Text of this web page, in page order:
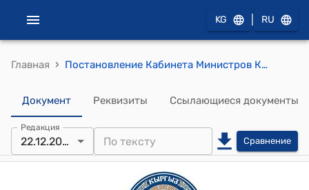
KG RU
Главная › Постановление Кабинета Министров КР от 22 декабря 2023 года № 698 "О переводе (трансформации) земель, расположенных на территории айылного аймака С.Юсуповой Араванского района Ошской области Кыргызской Республики, из категории "Земли сельскохозяйственного назначения" в категорию "Земли населенных пунктов"
Документ Реквизиты Ссылающиеся документы
Редакция
22.12.2023 Сравнение